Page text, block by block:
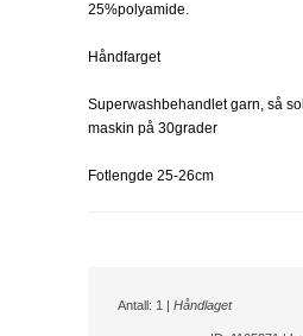
25%polyamide.
Håndfarget
Superwashbehandlet garn, så
maskin på 30grader
Fotlengde 25-26cm
Antall: 1 | Håndlaget